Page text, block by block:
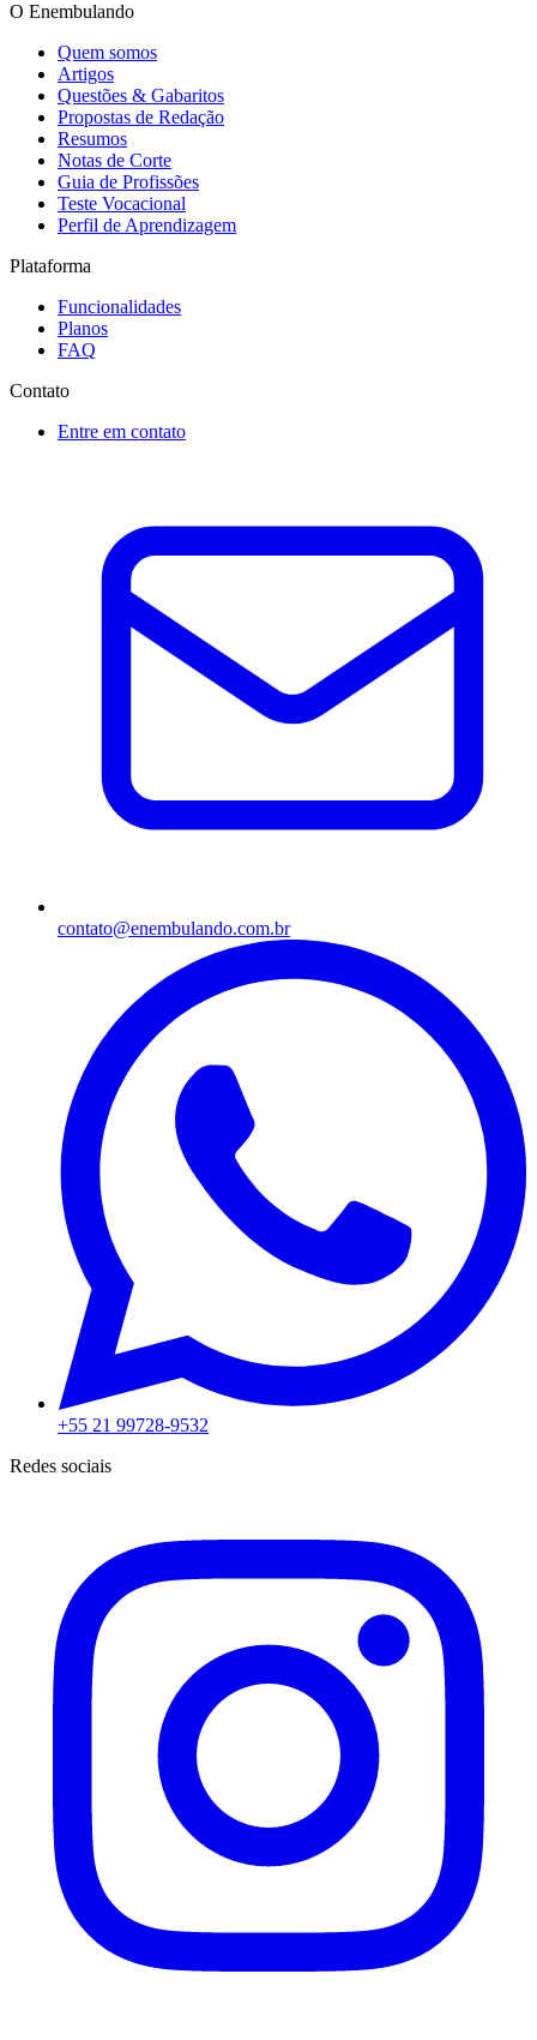
O Enembulando
Quem somos
Artigos
Questões & Gabaritos
Propostas de Redação
Resumos
Notas de Corte
Guia de Profissões
Teste Vocacional
Perfil de Aprendizagem
Plataforma
Funcionalidades
Planos
FAQ
Contato
Entre em contato
contato@enembulando.com.br
+55 21 99728-9532
Redes sociais